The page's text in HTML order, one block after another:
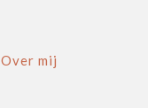
Over mij